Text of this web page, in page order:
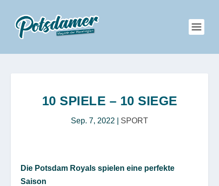
10 SPIELE – 10 SIEGE
Sep. 7, 2022 SPORT
Die Potsdam Royals spielen eine perfekte
Saison